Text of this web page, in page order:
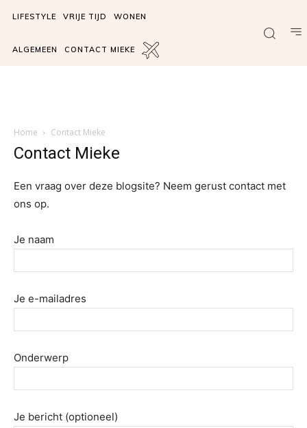
LIFESTYLE VRIJE TIJD WONEN
ALGEMEEN CONTACT MIEKE
Home Contact Mieke
Contact Mieke
Een vraag over deze blogsite? Neem gerust contact met
ons op.
Je naam
Je e-mailadres
Onderwerp
Je bericht (optioneel)